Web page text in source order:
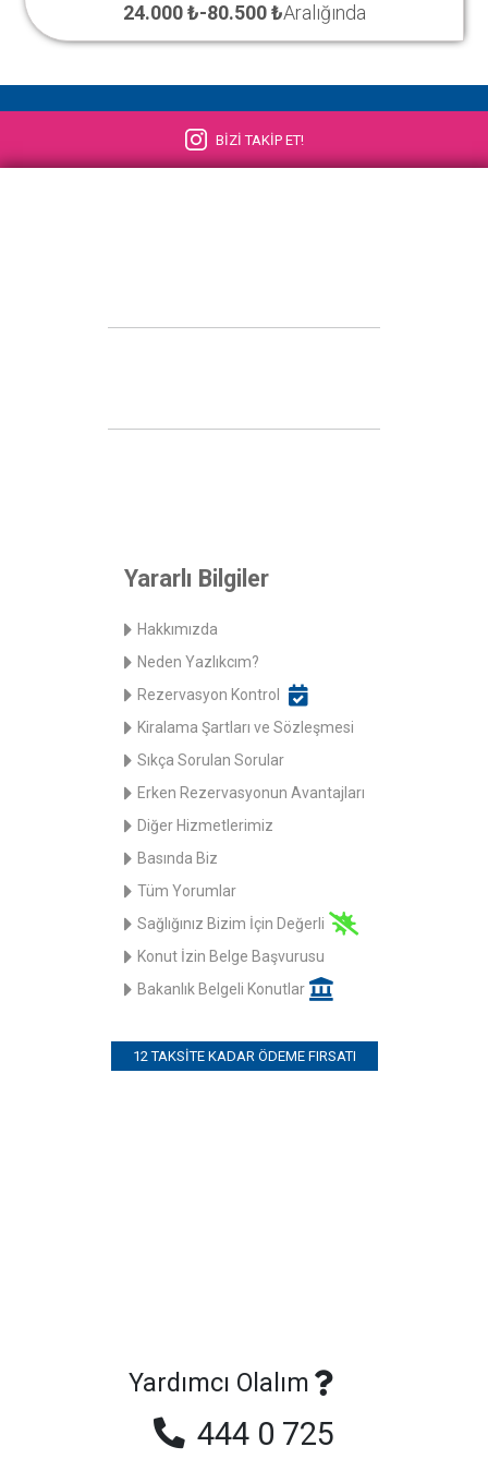
24.000 ₺-80.500 ₺Aralığında
BİZİ TAKİP ET!
Yararlı Bilgiler
Hakkımızda
Neden Yazlıkcım?
Rezervasyon Kontrol
Kiralama Şartları ve Sözleşmesi
Sıkça Sorulan Sorular
Erken Rezervasyonun Avantajları
Diğer Hizmetlerimiz
Basında Biz
Tüm Yorumlar
Sağlığınız Bizim İçin Değerli
Konut İzin Belge Başvurusu
Bakanlık Belgeli Konutlar
12 TAKSITE KADAR ÖDEME FIRSATI
Yardımcı Olalım
444 0 725